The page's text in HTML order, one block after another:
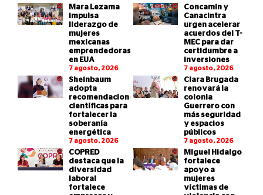
Mara Lezama
impulsa
liderazgo de
mujeres
mexicanas
emprendedoras
en EUA
7 agosto, 2026
Concamin y
Canacintra
urgen acelerar
acuerdos del T-
MEC para dar
certidumbre a
inversiones
7 agosto, 2026
Sheinbaum
adopta
recomendaciones
científicas para
fortalecer la
soberanía
energética
7 agosto, 2026
Clara Brugada
renovará la
colonia
Guerrero con
más seguridad
y espacios
públicos
7 agosto, 2026
COPRED
destaca que la
diversidad
laboral
fortalece
Miguel Hidalgo
fortalece
apoyo a
mujeres
víctimas de